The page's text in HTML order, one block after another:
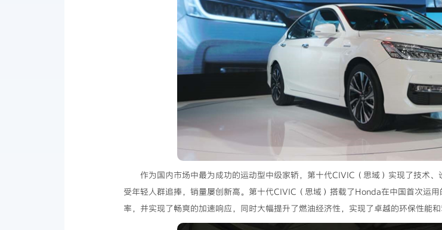
作为国内市场中最为成功的运动型中级家轿，第十代CIVIC（思域）实现了技术
受年轻人群追捧，销量屡创新高。第十代CIVIC（思域）搭载了Honda在中国首次运
率，并实现了畅爽的加速响应，同时大幅提升了燃油经济性，实现了卓越的环保性能和